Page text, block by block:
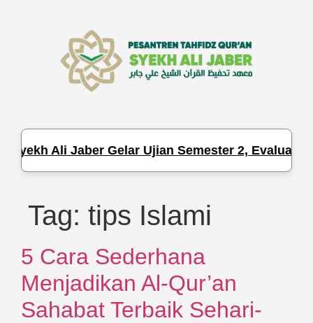
Ali Jaber Gelar Ujian Semester 2, Evaluasi
Tag: tips Islami
5 Cara Sederhana
Menjadikan Al-Qur’an
Sahabat Terbaik Sehari-